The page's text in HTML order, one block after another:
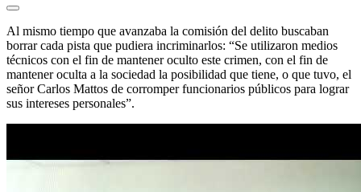
Al mismo tiempo que avanzaba la comisión del delito buscaban
borrar cada pista que pudiera incriminarlos: “Se utilizaron medios
técnicos con el fin de mantener oculto este crimen, con el fin de
mantener oculta a la sociedad la posibilidad que tiene, o que tuvo, el
señor Carlos Mattos de corromper funcionarios públicos para lograr
sus intereses personales”.